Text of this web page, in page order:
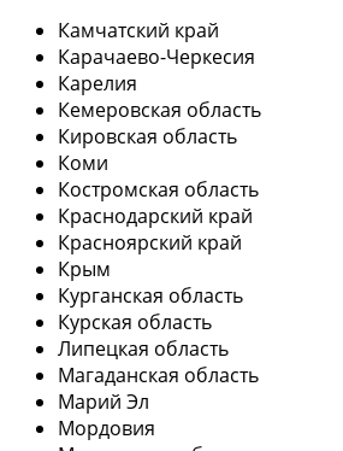
Камчатский край
Карачаево-Черкесия
Карелия
Кемеровская область
Кировская область
Коми
Костромская область
Краснодарский край
Красноярский край
Крым
Курганская область
Курская область
Липецкая область
Магаданская область
Марий Эл
Мордовия